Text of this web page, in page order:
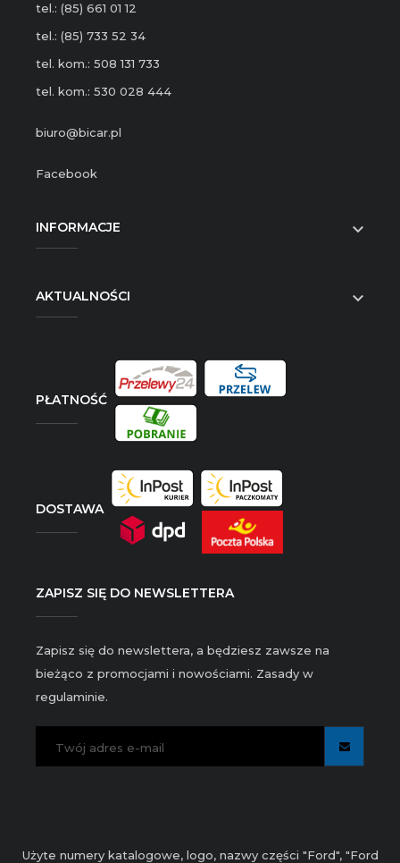
tel.: (85) 661 01 12
tel.: (85) 733 52 34
tel. kom.: 508 131 733
tel. kom.: 530 028 444
biuro@bicar.pl
Facebook
INFORMACJE 
AKTUALNOŚCI 
PŁATNOŚĆ
DOSTAWA
ZAPISZ SIĘ DO NEWSLETTERA
Zapisz się do newslettera, a będziesz zawsze na
bieżąco z promocjami i nowościami. Zasady w
regulaminie.
Użyte numery katalogowe, logo, nazwy części "Ford", "Ford